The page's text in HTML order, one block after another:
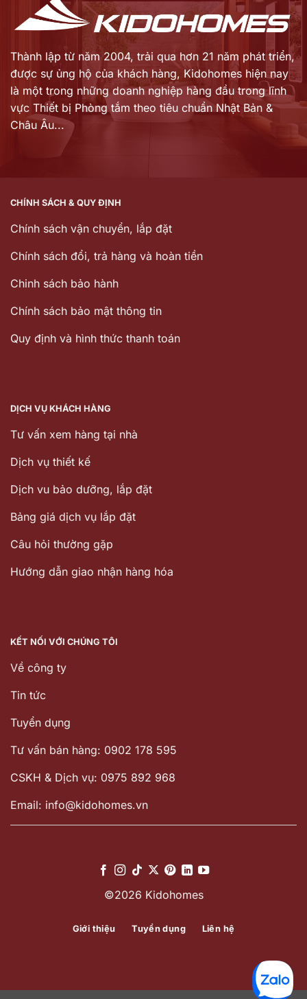
Thành lập từ năm 2004, trải qua hơn 21 năm phát triển,
được sự ủng hộ của khách hàng, Kidohomes hiện nay
là một trong những doanh nghiệp hàng đầu trong lĩnh
vực Thiết bị Phòng tắm theo tiêu chuẩn Nhật Bản &
Châu Âu...
CHÍNH SÁCH & QUY ĐỊNH
Chính sách vận chuyển, lắp đặt
Chính sách đổi, trả hàng và hoàn tiền
Chinh sách bảo hành
Chính sách bảo mật thông tin
Quy định và hình thức thanh toán
DỊCH VỤ KHÁCH HÀNG
Tư vấn xem hàng tại nhà
Dịch vụ thiết kế
Dịch vu bảo dưỡng, lắp đặt
Bảng giá dịch vụ lắp đặt
Câu hỏi thường gặp
Hướng dẫn giao nhận hàng hóa
KẾT NỐI VỚI CHÚNG TÔI
Về công ty
Tin tức
Tuyển dụng
Tư vấn bán hàng: 0902 178 595
CSKH & Dịch vụ: 0975 892 968
Email: info@kidohomes.vn
©2026 Kidohomes
Giới thiệu Tuyển dụng Liên hệ